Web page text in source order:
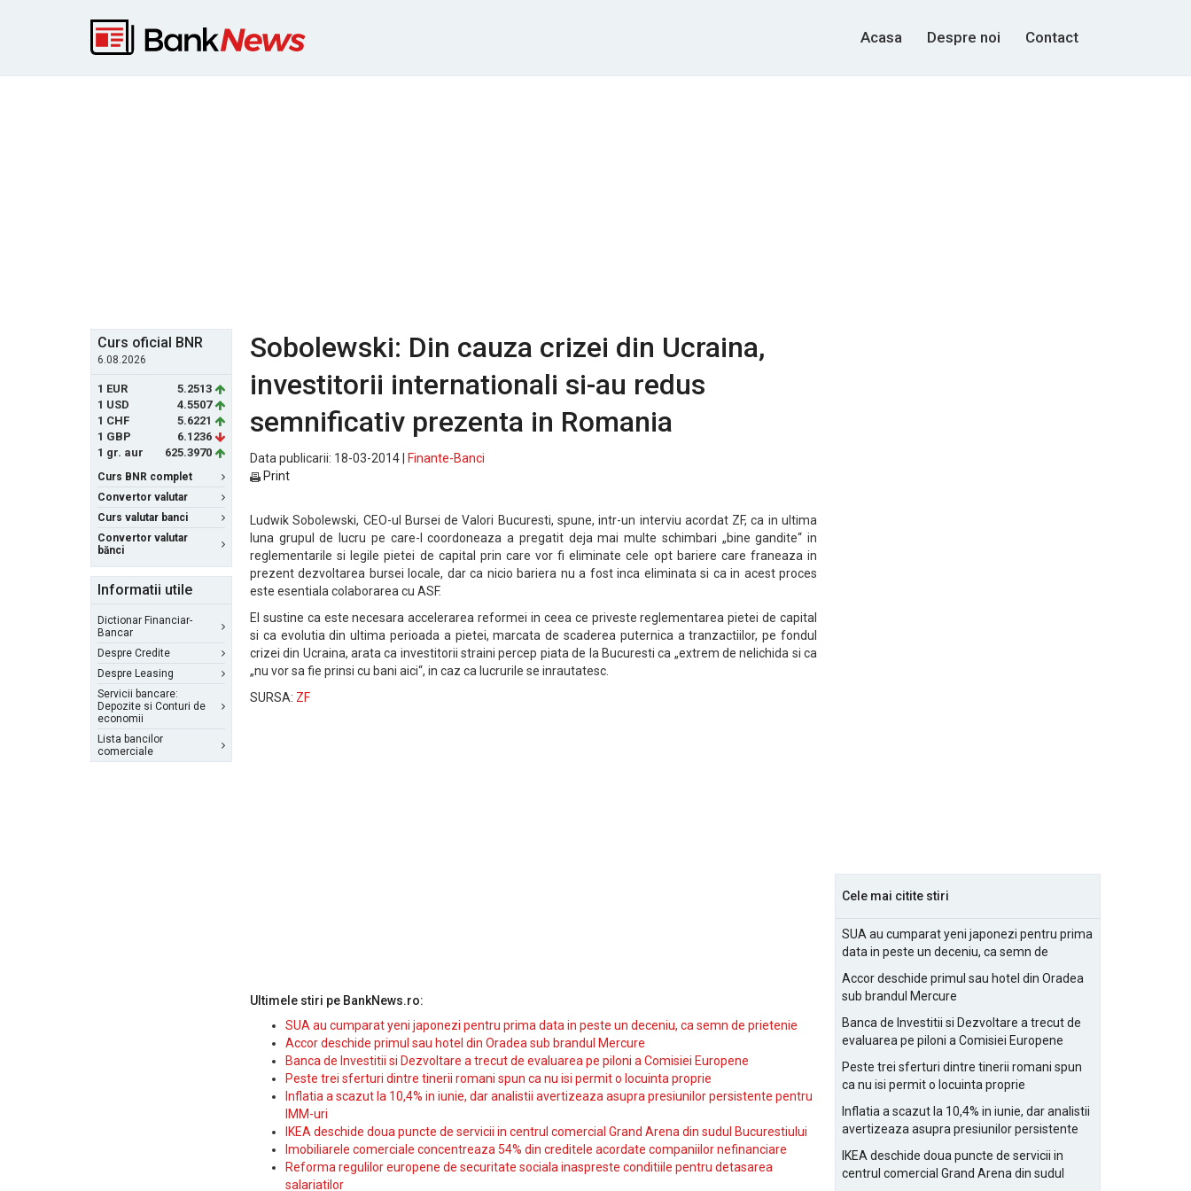
Acasa Despre noi Contact
Curs oficial BNR
6.08.2026
1 EUR
5.2513
1 USD
4.5507
1 CHF
5.6221
1 GBP
6.1236
1 gr. aur
625.3970
Curs BNR complet
Convertor valutar
Curs valutar banci
Convertor valutar
bănci
Informatii utile
Dictionar Financiar-
Bancar
Despre Credite
Despre Leasing
Servicii bancare:
Depozite si Conturi de
economii
Lista bancilor
comerciale
Sobolewski: Din cauza crizei din Ucraina,
investitorii internationali si-au redus
semnificativ prezenta in Romania
Data publicarii: 18-03-2014 |
Finante-Banci
Print
Ludwik Sobolewski, CEO-ul Bursei de Valori Bucuresti, spune, intr-un interviu acordat ZF, ca in ultima
luna grupul de lucru pe care-l coordoneaza a pregatit deja mai multe schimbari „bine gandite“ in
reglementarile si legile pietei de capital prin care vor fi eliminate cele opt bariere care franeaza in
prezent dezvoltarea bursei locale, dar ca nicio bariera nu a fost inca eliminata si ca in acest proces
este esentiala colaborarea cu ASF.
El sustine ca este necesara accelerarea reformei in ceea ce priveste reglementarea pietei de capital
si ca evolutia din ultima perioada a pietei, marcata de scaderea puternica a tranzactiilor, pe fondul
crizei din Ucraina, arata ca investitorii straini percep piata de la Bucuresti ca „extrem de nelichida si ca
„nu vor sa fie prinsi cu bani aici“, in caz ca lucrurile se inrautatesc.
SURSA: ZF
Ultimele stiri pe BankNews.ro:
SUA au cumparat yeni japonezi pentru prima data in peste un deceniu, ca semn de prietenie
Accor deschide primul sau hotel din Oradea sub brandul Mercure
Banca de Investitii si Dezvoltare a trecut de evaluarea pe piloni a Comisiei Europene
Peste trei sferturi dintre tinerii romani spun ca nu isi permit o locuinta proprie
Inflatia a scazut la 10,4% in iunie, dar analistii avertizeaza asupra presiunilor persistente pentru
IMM-uri
IKEA deschide doua puncte de servicii in centrul comercial Grand Arena din sudul Bucurestiului
Imobiliarele comerciale concentreaza 54% din creditele acordate companiilor nefinanciare
Reforma regulilor europene de securitate sociala inaspreste conditiile pentru detasarea
salariatilor
Cele mai citite stiri
SUA au cumparat yeni japonezi pentru prima
data in peste un deceniu, ca semn de
Accor deschide primul sau hotel din Oradea
sub brandul Mercure
Banca de Investitii si Dezvoltare a trecut de
evaluarea pe piloni a Comisiei Europene
Peste trei sferturi dintre tinerii romani spun
ca nu isi permit o locuinta proprie
Inflatia a scazut la 10,4% in iunie, dar analistii
avertizeaza asupra presiunilor persistente
IKEA deschide doua puncte de servicii in
centrul comercial Grand Arena din sudul